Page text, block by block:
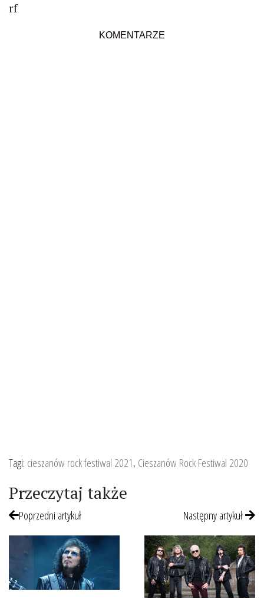
rf
KOMENTARZE
Tagi: cieszanów rock festiwal 2021, Cieszanów Rock Festiwal 2020
Przeczytaj także
Poprzedni artykuł Następny artykuł